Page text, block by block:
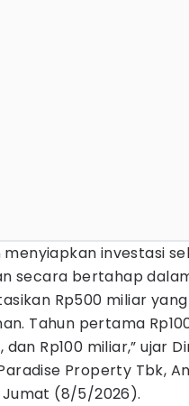
menyiapkan investasi
secara bertahap
Rp500 miliar
Tahun pertama
dan Rp100 miliar,” ujar
Property Tbk,
Jumat (8/5/2026).